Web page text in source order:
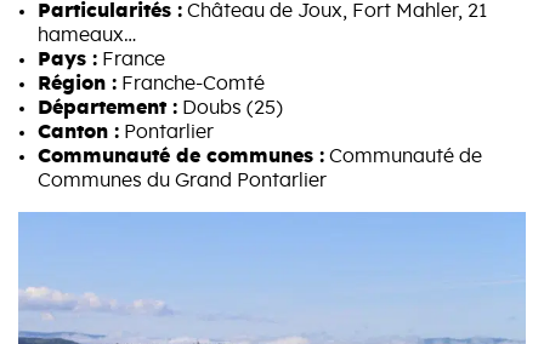
Particularités : Château de Joux, Fort Mahler, 21
hameaux…
Pays : France
Région : Franche-Comté
Département : Doubs (25)
Canton : Pontarlier
Communauté de communes : Communauté de
Communes du Grand Pontarlier